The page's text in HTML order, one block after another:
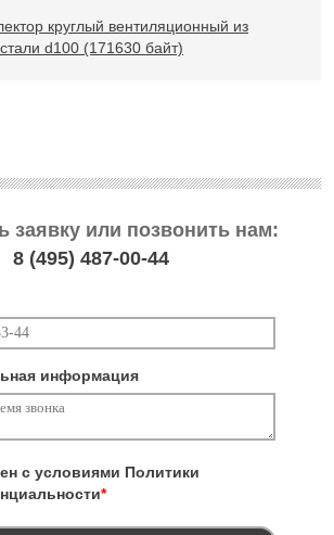
круглый вентиляционный из
d100 (171630 байт)
заявку или позвонить нам:
8 (495) 487-00-44
информация
с условиями Политики
*